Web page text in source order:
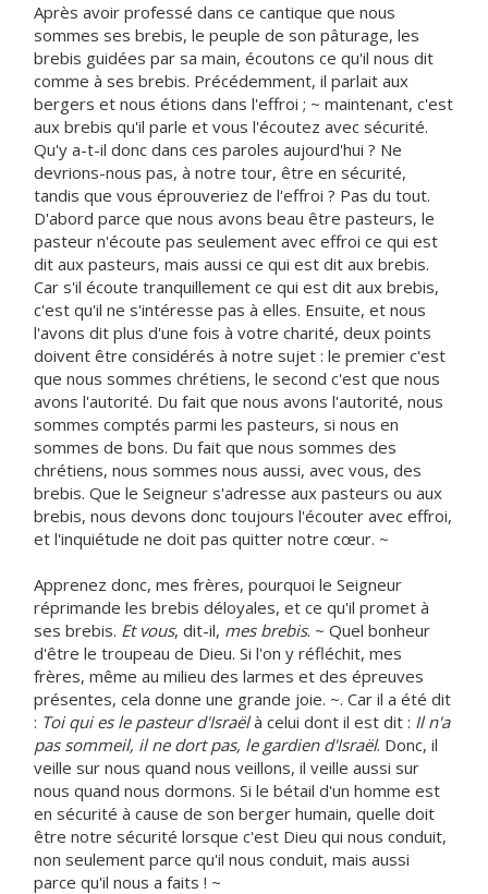
Après avoir professé dans ce cantique que nous
sommes ses brebis, le peuple de son pâturage, les
brebis guidées par sa main, écoutons ce qu'il nous dit
comme à ses brebis. Précédemment, il parlait aux
bergers et nous étions dans l'effroi ; ~ maintenant, c'est
aux brebis qu'il parle et vous l'écoutez avec sécurité.
Qu'y a-t-il donc dans ces paroles aujourd'hui ? Ne
devrions-nous pas, à notre tour, être en sécurité,
tandis que vous éprouveriez de l'effroi ? Pas du tout.
D'abord parce que nous avons beau être pasteurs, le
pasteur n'écoute pas seulement avec effroi ce qui est
dit aux pasteurs, mais aussi ce qui est dit aux brebis.
Car s'il écoute tranquillement ce qui est dit aux brebis,
c'est qu'il ne s'intéresse pas à elles. Ensuite, et nous
l'avons dit plus d'une fois à votre charité, deux points
doivent être considérés à notre sujet : le premier c'est
que nous sommes chrétiens, le second c'est que nous
avons l'autorité. Du fait que nous avons l'autorité, nous
sommes comptés parmi les pasteurs, si nous en
sommes de bons. Du fait que nous sommes des
chrétiens, nous sommes nous aussi, avec vous, des
brebis. Que le Seigneur s'adresse aux pasteurs ou aux
brebis, nous devons donc toujours l'écouter avec effroi,
et l'inquiétude ne doit pas quitter notre cœur. ~
Apprenez donc, mes frères, pourquoi le Seigneur
réprimande les brebis déloyales, et ce qu'il promet à
ses brebis. Et vous, dit-il, mes brebis. ~ Quel bonheur
d'être le troupeau de Dieu. Si l'on y réfléchit, mes
frères, même au milieu des larmes et des épreuves
présentes, cela donne une grande joie. ~. Car il a été dit
: Toi qui es le pasteur d'Israëlà celui dont il est dit : Il n'a
pas sommeil, il ne dort pas, le gardien d'Israël. Donc, il
veille sur nous quand nous veillons, il veille aussi sur
nous quand nous dormons. Si le bétail d'un homme est
en sécurité à cause de son berger humain, quelle doit
être notre sécurité lorsque c'est Dieu qui nous conduit,
non seulement parce qu'il nous conduit, mais aussi
parce qu'il nous a faits ! ~